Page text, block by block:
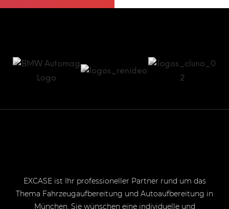
EXCASE ist Ihr professioneller Partner rund um das
Thema Fahrzeugaufbereitung und Autoaufbereitung in
München. Sie wünschen eine individuelle und